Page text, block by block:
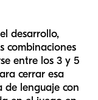
desarrollo,
combinaciones
entre los 3 y 5
cerrar esa
de lenguaje con